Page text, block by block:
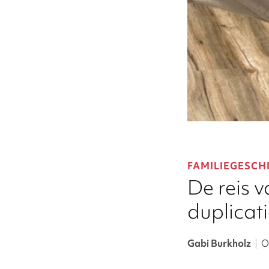
De reis
Gabi Burkholz